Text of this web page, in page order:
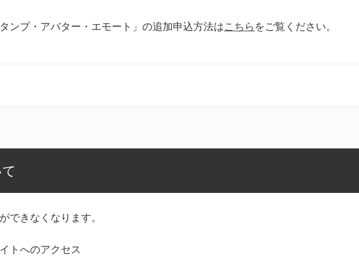
ンプ・アバター・エモート」の追加申込方法はこちら をご覧ください。
できなくなります。
トへのアクセス